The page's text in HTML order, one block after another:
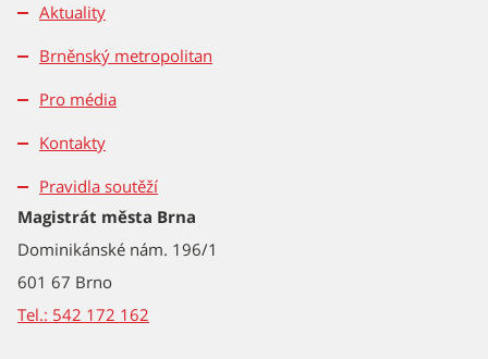
Aktuality
Brněnský metropolitan
Pro média
Kontakty
Pravidla soutěží
Magistrát města Brna
Dominikánské nám. 196/1
601 67 Brno
Tel.: 542 172 162